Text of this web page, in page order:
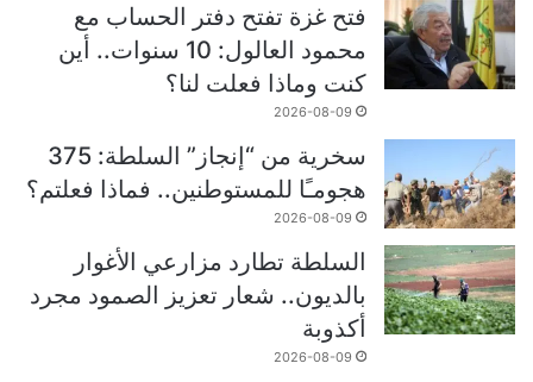
فتح غزة تفتح دفتر الحساب مع
محمود العالول: 10 سنوات.. أين
كنت وماذا فعلت لنا؟
2026-08-09
سخرية من “إنجاز” السلطة: 375
هجومـًا للمستوطنين.. فماذا فعلتم؟
2026-08-09
السلطة تطارد مزارعي الأغوار
بالديون.. شعار تعزيز الصمود مجرد
أكذوبة
2026-08-09